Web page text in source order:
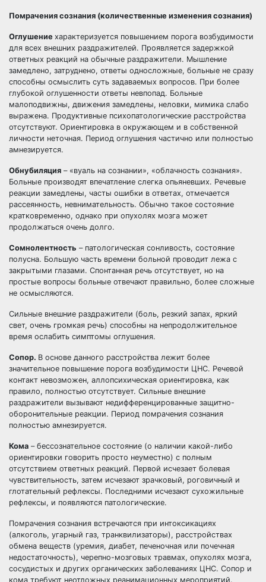
Помрачения сознания (количественные изменения сознания)
Оглушение характеризуется повышением порога возбудимости
для всех внешних раздражителей. Проявляется задержкой
ответных реакций на обычные раздражители. Мышление
замедлено, затруднено, ответы односложные, больные не сразу
способны осмыслить суть задаваемых вопросов. При более
глубокой оглушенности ответы невпопад. Больные
малоподвижны, движения замедлены, неловки, мимика слабо
выражена. Продуктивные психопатологические расстройства
отсутствуют. Ориентировка в окружающем и в собственной
личности неточная. Период оглушения частично или полностью
амнезируется.
Обнубиляция – «вуаль на сознании», «облачность сознания».
Больные производят впечатление слегка опьяневших. Речевые
реакции замедлены, часты ошибки в ответах, отмечается
рассеянность, невнимательность. Обычно такое состояние
кратковременно, однако при опухолях мозга может
продолжаться очень долго.
Сомнолентность – патологическая сонливость, состояние
полусна. Большую часть времени больной проводит лежа с
закрытыми глазами. Спонтанная речь отсутствует, но на
простые вопросы больные отвечают правильно, более сложные
не осмысляются.
Сильные внешние раздражители (боль, резкий запах, яркий
свет, очень громкая речь) способны на непродолжительное
время ослабить симптомы оглушения.
Сопор. В основе данного расстройства лежит более
значительное повышение порога возбудимости ЦНС. Речевой
контакт невозможен, аллопсихическая ориентировка, как
правило, полностью отсутствует. Сильные внешние
раздражители вызывают недифференцированные защитно-
оборонительные реакции. Период помрачения сознания
полностью амнезируется.
Кома – бессознательное состояние (о наличии какой-либо
ориентировки говорить просто неуместно) с полным
отсутствием ответных реакций. Первой исчезает болевая
чувствительность, затем исчезают зрачковый, роговичный и
глотательный рефлексы. Последними исчезают сухожильные
рефлексы, и появляются патологические.
Помрачения сознания встречаются при интоксикациях
(алкоголь, угарный газ, транквилизаторы), расстройствах
обмена веществ (уремия, диабет, печеночная или почечная
недостаточность), черепно-мозговых травмах, опухолях мозга,
сосудистых и других органических заболеваниях ЦНС. Сопор и
кома требуют неотложных реанимационных мероприятий.